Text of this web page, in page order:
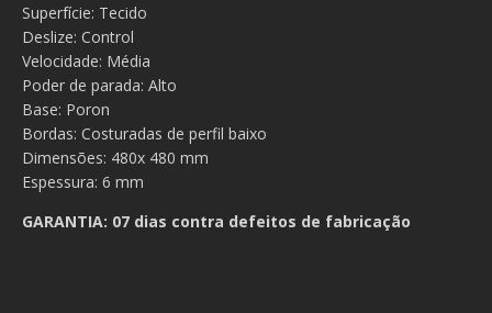
Superfície: Tecido
Deslize: Control
Velocidade: Média
Poder de parada: Alto
Base: Poron
Bordas: Costuradas de perfil baixo
Dimensões: 480x 480 mm
Espessura: 6 mm
GARANTIA: 07 dias contra defeitos de fabricação